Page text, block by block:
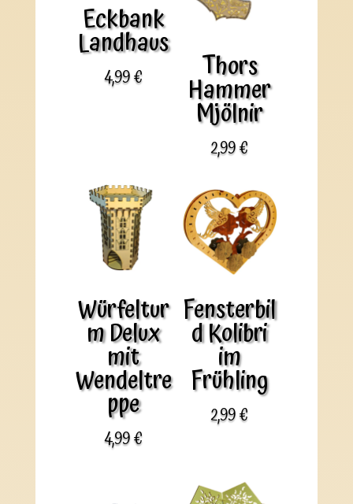
Eckbank
Landhaus
4,99€ Thors
Hammer
Mjölnir
2,99€
Würfeltur
m Delux
mit
Wendeltre
ppe
4,99€
Fensterbil
d Kolibri
im
Frühling
2,99€